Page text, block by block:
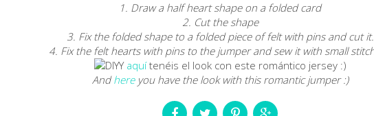
1. Draw a half heart shape on a folded card
2. Cut the shape
3. Fix the folded shape to a folded piece of felt with pins and cut it.
4. Fix the felt hearts with pins to the jumper and sew it with small
Y aquítenéis el look con este romántico jersey :)
Andhereyou have the look with this romantic jumper :)